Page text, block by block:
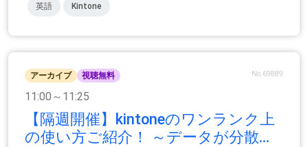
英語 Kintone
アーカイブ 視聴無料 No.69889
11:00～11:25
【隔週開催】kintoneのワンランク上
の使い方ご紹介！ ～データが分散...